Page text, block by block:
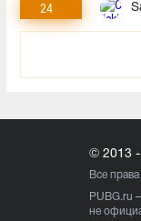
24
© 2013 -
Все
PUBG.ru
не